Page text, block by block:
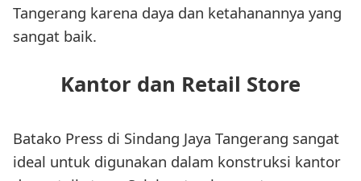
Tangerang karena daya dan ketahanannya yang
sangat baik.
Kantor dan Retail Store
Batako Press di Sindang Jaya Tangerang sangat
ideal untuk digunakan dalam konstruksi kantor